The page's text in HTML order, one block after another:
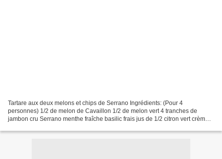
Tartare aux deux melons et chips de Serrano Ingrédients: (Pour 4
personnes) 1/2 de melon de Cavaillon 1/2 de melon vert 4 tranches de
jambon cru Serrano menthe fraîche basilic frais jus de 1/2 citron vert crème